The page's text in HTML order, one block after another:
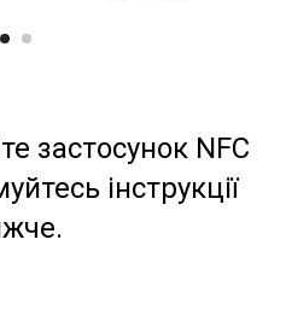
застосунок NFC
інструкції